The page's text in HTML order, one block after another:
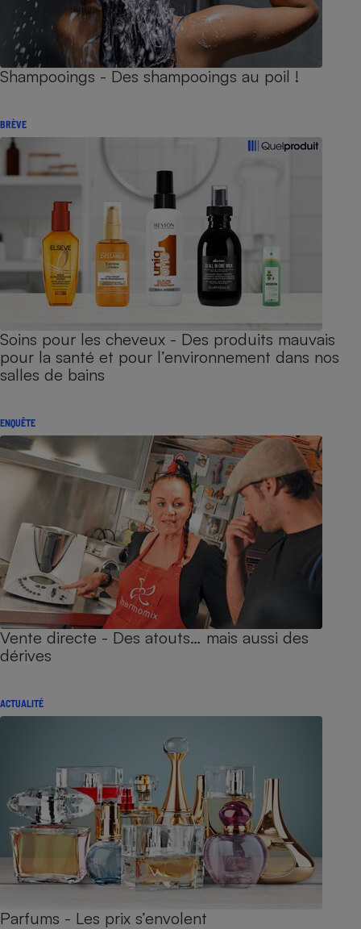
Shampooings - Des shampooings au poil !
BRÈVE
Soins pour les cheveux - Des produits mauvais
pour la santé et pour l’environnement dans nos
salles de bains
ENQUÊTE
Vente directe - Des atouts… mais aussi des
dérives
ACTUALITÉ
Parfums - Les prix s’envolent